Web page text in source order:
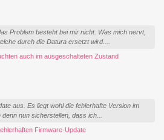
Problem besteht bei mir nicht. Was mich nervt,
durch die Datura ersetzt wird....
auch im ausgeschalteten Zustand
aus. Es liegt wohl die fehlerhafte Version im
nun sicherstellen, dass ich...
Firmware-Update